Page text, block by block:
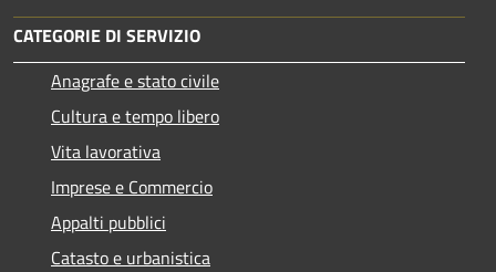
CATEGORIE DI SERVIZIO
Anagrafe e stato civile
Cultura e tempo libero
Vita lavorativa
Imprese e Commercio
Appalti pubblici
Catasto e urbanistica